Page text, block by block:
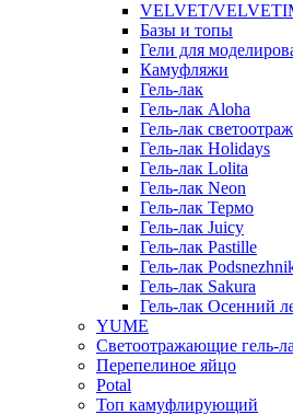
VELVET/
Базы и топы
Гели для
Камуфляжи
Гель-лак
Гель-лак Aloha
Гель-лак
Гель-лак Holidays
Гель-лак Lolita
Гель-лак Neon
Гель-лак Термо
Гель-лак Juicy
Гель-лак Pastille
Гель-лак
Гель-лак Sakura
Гель-лак Осенний
YUME
Светоотражающие гель-
Перепелиное яйцо
Potal
Топ камуфлирующий